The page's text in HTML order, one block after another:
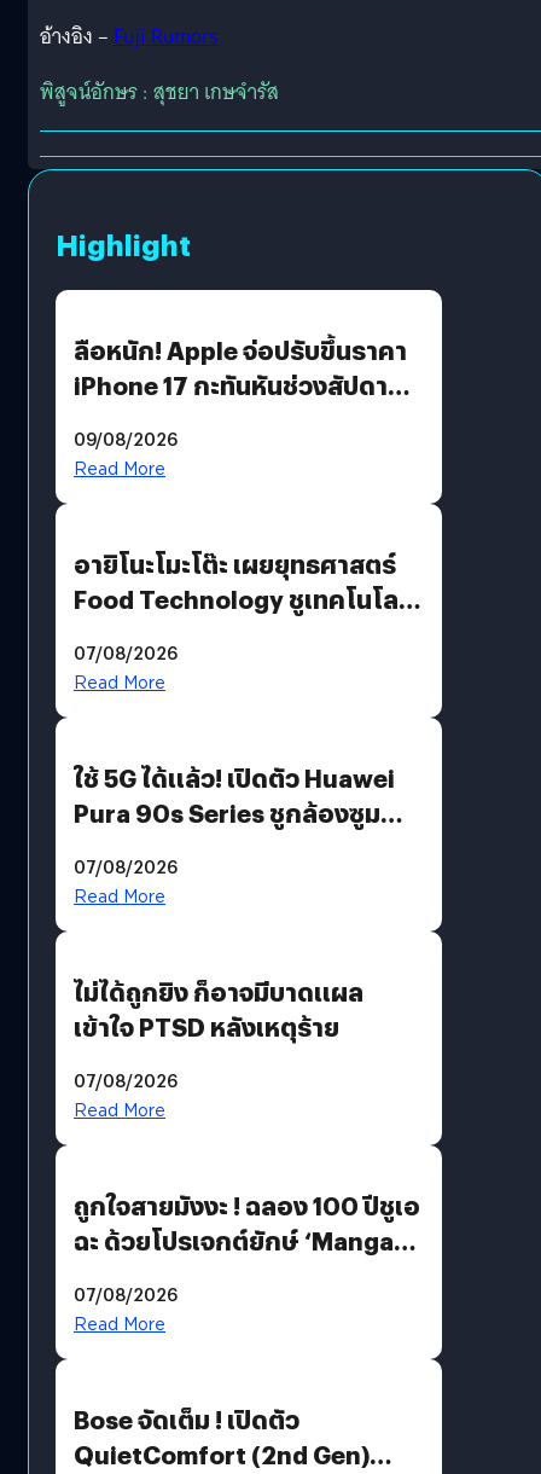
อ้างอิง –Fuji Rumors
พิสูจน์อักษร : สุชยา เกษจำรัส
Highlight
ลือหนัก! Apple จ่อปรับขึ้นราคา
iPhone 17 กะทันหันช่วงสัปดาห์ที่
09/08/2026
Read More
อายิโนะโมะโต๊ะ เผยยุทธศาสตร์
Food Technology ชูเทคโนโลยี
บริโภคและ B2B
07/08/2026
Read More
ใช้ 5G ได้แล้ว! เปิดตัว Huawei
Pura 90s Series ชูกล้องซูม
07/08/2026
Read More
ไม่ได้ถูกยิง ก็อาจมีบาดแผล
เข้าใจ PTSD หลังเหตุร้าย
07/08/2026
Read More
ถูกใจสายมังงะ ! ฉลอง 100 ปีชูเอ
ฉะ ด้วยโปรเจกต์ยักษ์ ‘Manga
มีภาษาไทยด้วย
07/08/2026
Read More
Bose จัดเต็ม ! เปิดตัว
QuietComfort (2nd Gen)